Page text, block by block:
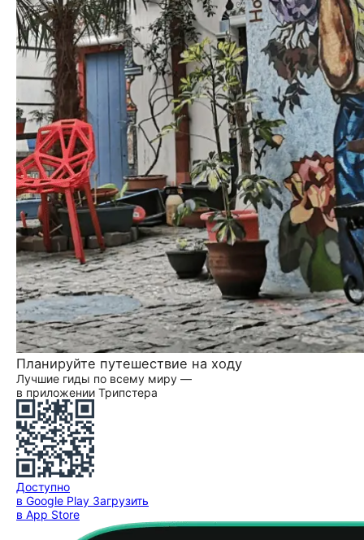
Планируйте путешествие на ходу
Лучшие гиды по всему миру —
в приложении Трипстера
Доступно
в Google Play Загрузить
в App Store